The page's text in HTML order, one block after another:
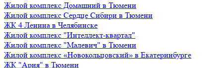
Жилой комплекс Домашний в Тюмени
Жилой комплекс Сердце Сибири в Тюмени
ЖК 4 Ленина в Челябинске
Жилой комплекс "Интеллект-квартал"
Жилой комплекс "Малевич" в Тюмени
Жилой комплекс «Новокольцовский» в Екатеринбурге
ЖК "Ария" в Тюмени